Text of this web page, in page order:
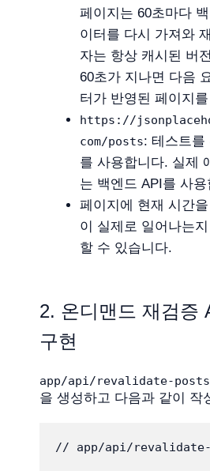
페이지는 60초마다
이터를 다시 가져와
자는 항상 캐시된 버
60초가 지나면 다음
터가 반영된 페이지
https://
com/posts: 테스트를
를 사용합니다. 실제
는 백엔드 API를 사용
페이지에 현재 시간
이 실제로 일어나는
할 수 있습니다.
2. 온디맨드 재검증
구현
app/api/revalidate-
을 생성하고 다음과 같이 작
// app/api/